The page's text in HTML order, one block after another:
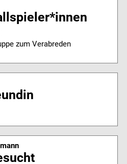
zum Verabreden